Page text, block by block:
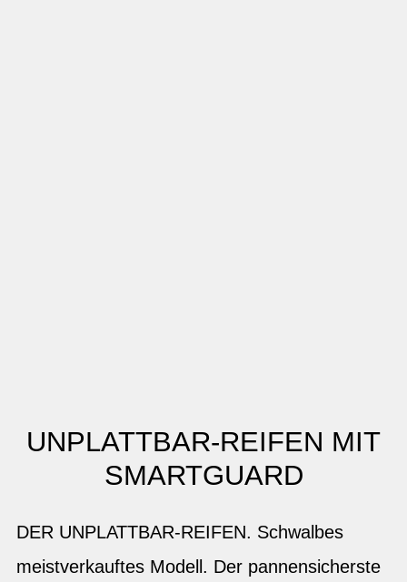
UNPLATTBAR-REIFEN MIT
SMARTGUARD
DER UNPLATTBAR-REIFEN. Schwalbes
meistverkauftes Modell. Der pannensicherste